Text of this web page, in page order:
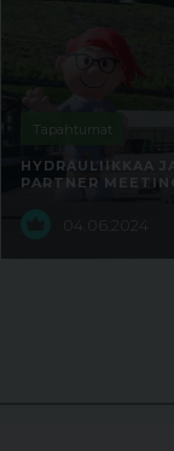
Tapahtumat
HYDRAULIIKKAA
PARTNER
04.06.2024